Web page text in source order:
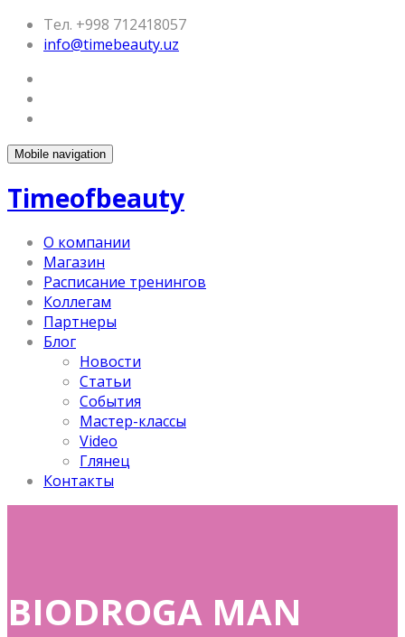
Тел. +998 712418057
info@timebeauty.uz
Mobile navigation
Timeofbeauty
О компании
Магазин
Расписание тренингов
Коллегам
Партнеры
Блог
Новости
Статьи
События
Мастер-классы
Video
Глянец
Контакты
BIODROGA MAN